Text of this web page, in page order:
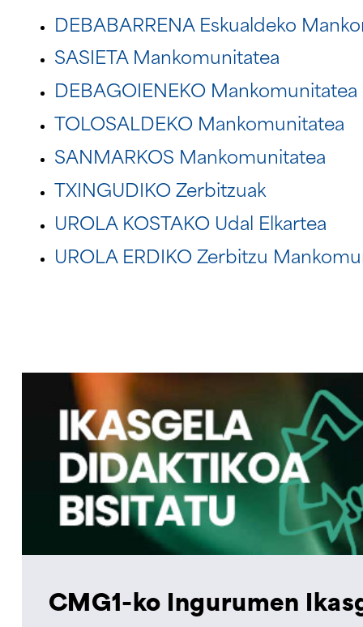
DEBABARRENA Eskualdeko
SASIETA Mankomunitatea
DEBAGOIENEKO Mankomunitatea
TOLOSALDEKO Mankomunitatea
SANMARKOS Mankomunitatea
TXINGUDIKO Zerbitzuak
UROLA KOSTAKO Udal Elkartea
UROLA ERDIKO Zerbitzu
CMG1-ko Ingurumen